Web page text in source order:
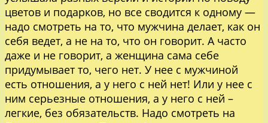
цветов и подарков, но все сводится к одному —
надо смотреть на то, что мужчина делает, как он
себя ведет, а не на то, что он говорит. А часто
даже и не говорит, а женщина сама себе
придумывает то, чего нет. У нее с мужчиной
есть отношения, а у него с ней нет! Или у нее с
ним серьезные отношения, а у него с ней –
легкие, без обязательств. Надо смотреть на